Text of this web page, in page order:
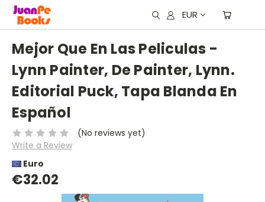
EUR
Mejor Que En Las Peliculas -
Lynn Painter, De Painter, Lynn.
Editorial Puck, Tapa Blanda En
Español
(No reviews yet)
Write a Review
Euro
€32.02